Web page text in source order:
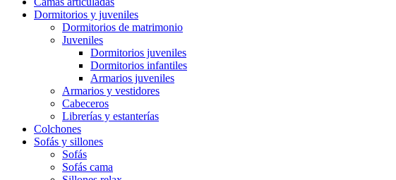
Dormitorios y juveniles
Dormitorios de matrimonio
Juveniles
Dormitorios juveniles
Dormitorios infantiles
Armarios juveniles
Armarios y vestidores
Cabeceros
Librerías y estanterías
Colchones
Sofás y sillones
Sofás
Sofás cama